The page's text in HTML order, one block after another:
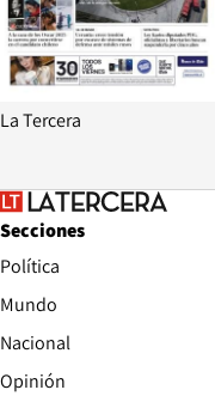
La Tercera
Secciones
Política
Mundo
Nacional
Opinión